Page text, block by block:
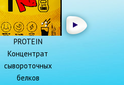
PROTEIN
Концентрат
сывороточных
белков